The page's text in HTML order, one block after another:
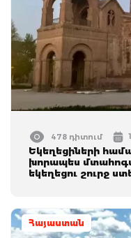
478 դիտում
Եկեղեցիների
խորապես
եկեղեցու շուրջ
Հայաստան